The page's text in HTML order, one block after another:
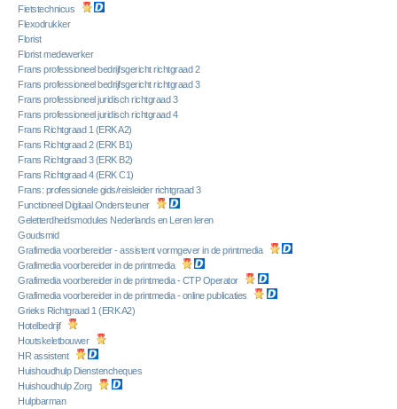
Fietstechnicus
Flexodrukker
Florist
Florist medewerker
Frans professioneel bedrijfsgericht richtgraad 2
Frans professioneel bedrijfsgericht richtgraad 3
Frans professioneel juridisch richtgraad 3
Frans professioneel juridisch richtgraad 4
Frans Richtgraad 1 (ERK A2)
Frans Richtgraad 2 (ERK B1)
Frans Richtgraad 3 (ERK B2)
Frans Richtgraad 4 (ERK C1)
Frans: professionele gids/reisleider richtgraad 3
Functioneel Digitaal Ondersteuner
Geletterdheidsmodules Nederlands en Leren leren
Goudsmid
Grafimedia voorbereider - assistent vormgever in de printmedia
Grafimedia voorbereider in de printmedia
Grafimedia voorbereider in de printmedia - CTP Operator
Grafimedia voorbereider in de printmedia - online publicaties
Grieks Richtgraad 1 (ERK A2)
Hotelbedrijf
Houtskeletbouwer
HR assistent
Huishoudhulp Dienstencheques
Huishoudhulp Zorg
Hulpbarman